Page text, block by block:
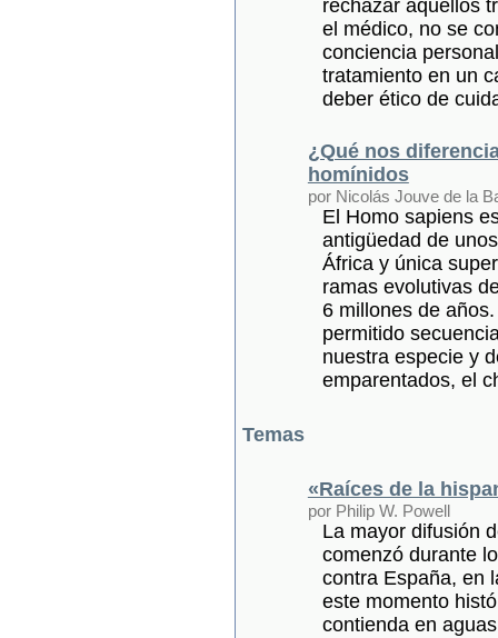
rechazar aquellos
el médico, no se
conciencia
tratamiento en un
deber ético de
¿Qué nos
homínidos
por Nicolás Jouve de la
El Homo sapiens
antigüedad de
África y única
ramas evolutivas
6 millones de
permitido
nuestra especie y
emparentados, el
Temas
«Raíces de la
por Philip W. Powell
La mayor difusión
comenzó durante
contra España, en
este momento
contienda en